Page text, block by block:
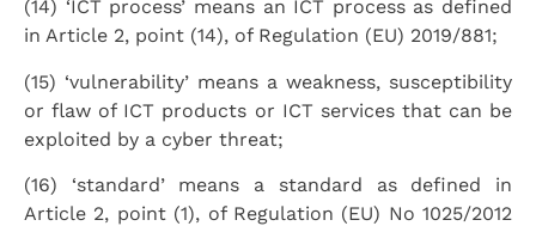
(14) ‘ICT process’ means an ICT process as defined
in Article 2, point (14), of Regulation (EU) 2019/881;
(15) ‘vulnerability’ means a weakness, susceptibility
or flaw of ICT products or ICT services that can be
exploited by a cyber threat;
(16) ‘standard’ means a standard as defined in
Article 2, point (1), of Regulation (EU) No 1025/2012